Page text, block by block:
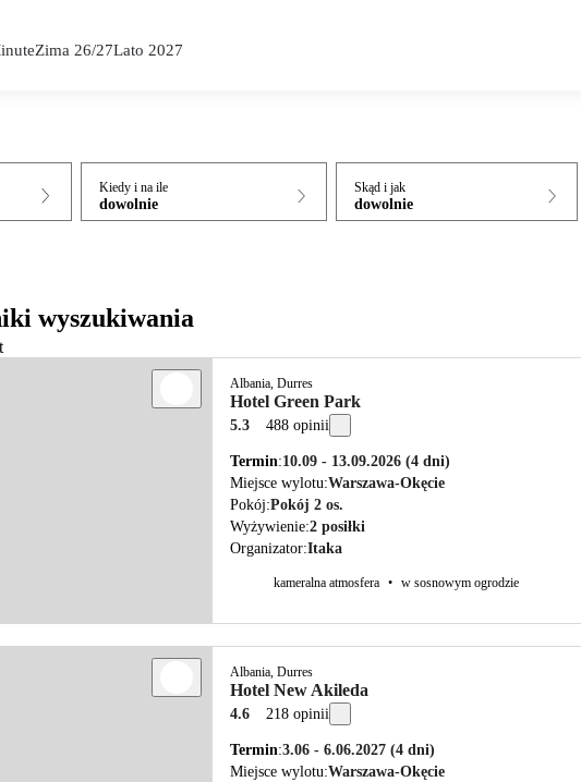
Zima 26/27Lato 2027
Kiedy i na ile
dowolnie
Skąd i jak
dowolnie
wyszukiwania
Albania, Durres
Hotel Green Park
5.3 488 opinii
Termin 10.09 - 13.09.2026 (4 dni)
Miejsce wylotu Warszawa-Okęcie
Pokój Pokój 2 os.
Wyżywienie 2 posiłki
Organizator Itaka
kameralna atmosfera • w sosnowym ogrodzie
Albania, Durres
Hotel New Akileda
4.6 218 opinii
Termin 3.06 - 6.06.2027 (4 dni)
Miejsce wylotu Warszawa-Okęcie